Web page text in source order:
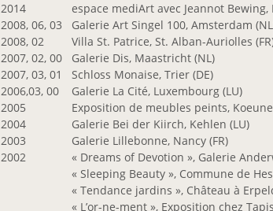
2014
espace mediArt avec Jeannot Bewing,
2008, 06, 03
Galerie Art Singel 100, Amsterdam
2008, 02
Villa St. Patrice, St. Alban-Auriolles
2007, 02, 00
Galerie Dis, Maastricht (NL)
2007, 03, 01
Schloss Monaise, Trier (DE)
2006,03, 00
Galerie La Cité, Luxembourg (LU)
2005
Exposition de meubles peints,
2004
Galerie Bei der Kiirch, Kehlen (LU)
2003
Galerie Lillebonne, Nancy (FR)
2002
« Dreams of Devotion », Galerie
« Sleeping Beauty », Commune de
« Tendance jardins », Château à
« L’or-ne-ment », Exposition chez